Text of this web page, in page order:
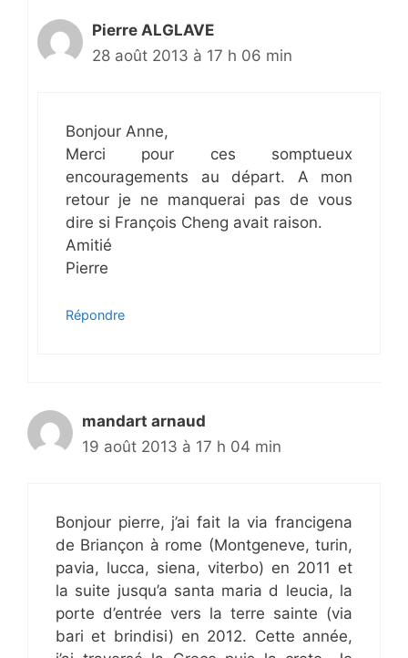
Pierre ALGLAVE
28 août 2013 à 17 h 06 min
Bonjour Anne,
Merci pour ces somptueux
encouragements au départ. A mon
retour je ne manquerai pas de vous
dire si François Cheng avait raison.
Amitié
Pierre
Répondre
mandart arnaud
19 août 2013 à 17 h 04 min
Bonjour pierre, j’ai fait la via francigena
de Briançon à rome (Montgeneve, turin,
pavia, lucca, siena, viterbo) en 2011 et
la suite jusqu’a santa maria d leucia, la
porte d’entrée vers la terre sainte (via
bari et brindisi) en 2012. Cette année,